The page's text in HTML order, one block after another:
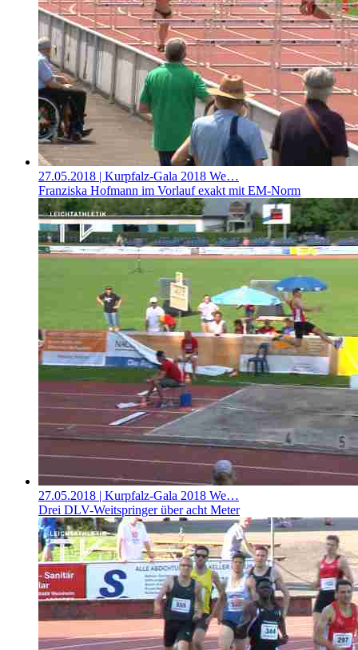
27.05.2018 | Kurpfalz-Gala 2018 We…
Franziska Hofmann im Vorlauf exakt mit EM-Norm
27.05.2018 | Kurpfalz-Gala 2018 We…
Drei DLV-Weitspringer über acht Meter